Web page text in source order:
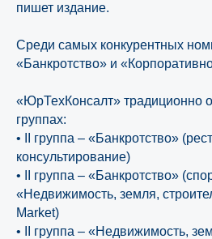
пишет издание.
Среди самых конкурентных
«Банкротство» и
«ЮрТехКонсалт» традиционно
группах:
• II группа – «Банкротство»
консультирование)
• II группа – «Банкротство»
«Недвижимость, земля,
Market)
• II группа – «Недвижимость,